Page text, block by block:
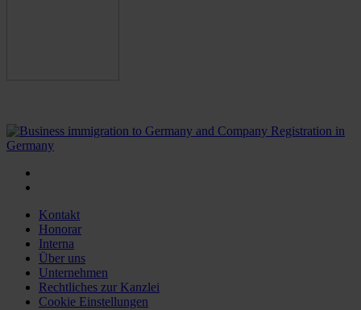
Kontakt
Honorar
Interna
Über uns
Unternehmen
Rechtliches zur Kanzlei
Cookie Einstellungen